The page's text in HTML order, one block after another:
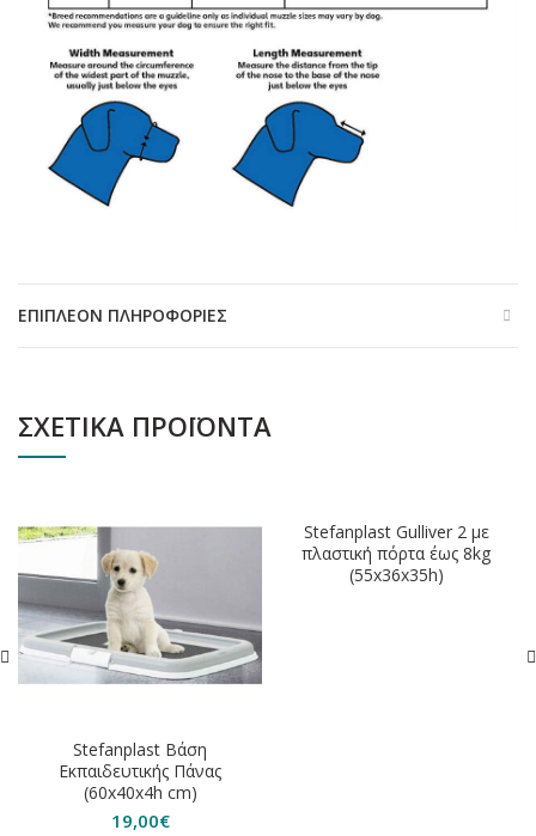
ΕΠΙΠΛΈΟΝ ΠΛΗΡΟΦΟΡΊΕΣ
ΣΧΕΤΙΚΆ ΠΡΟΪΌΝΤΑ
Stefanplast Βάση
Εκπαιδευτικής Πάνας
(60x40x4h cm)
19,00€
Stefanplast Gulliver 2 με
πλαστική πόρτα έως 8kg
(55x36x35h)